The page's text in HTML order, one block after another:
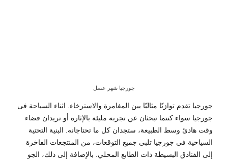
جورجيا شهر عسل
جورجيا تقدم توازنًا مثاليًا بين المغامرة والاسترخاء. اثناء السياحة فى
جورجيا سواء كنتما تبحثان عن تجربة مليئة بالإثارة أو تريدان قضاء
وقت هادئ وسط الطبيعة، ستجدان كل ما تحتاجانه. البنية التحتية
السياحية في جورجيا تلبي جميع التوقعات، من المنتجعات الفاخرة
إلى الفنادق البسيطة ذات الطابع المحلي. بالإضافة إلى ذلك، الجو